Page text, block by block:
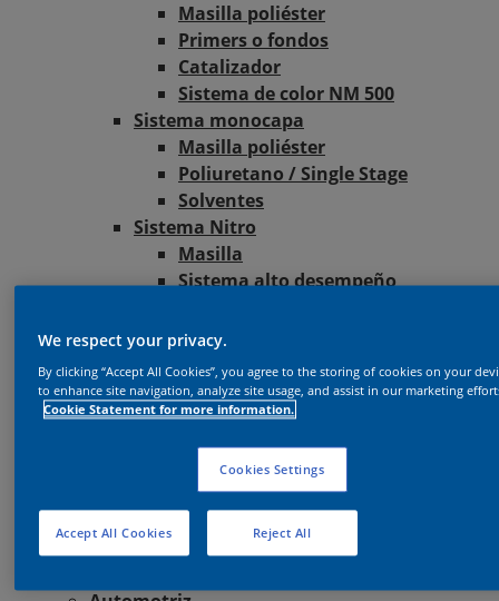
Masilla poliéster
Primers o fondos
Catalizador
Sistema de color NM 500
Sistema monocapa
Masilla poliéster
Poliuretano / Single Stage
Solventes
Sistema Nitro
Masilla
Sistema alto desempeño
Decoración y Remodelación
Descubre nuestros productos
Soluciones para la Construcción
En perspectiva
Descubre nuestros productos
Soluciones Industriales
A la medida
Descubre nuestros productos
We respect your privacy.
By clicking “Accept All Cookies”, you agree to the storing of cookies on your
to enhance site navigation, analyze site usage, and assist in our marketing
Cookie Statement for more information.
Cookies Settings
Reject All
Accept All Cookies